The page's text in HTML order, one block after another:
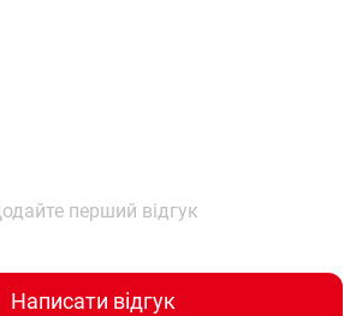
перший відгук
Написати відгук